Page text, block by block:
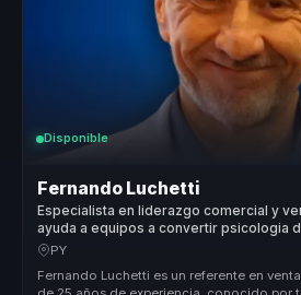
Disponible
Fernando Luchetti
Especialista en liderazgo comercial y
ayuda a equipos a convertir psicologia
conversion y ventaja competitiva.
PY
Fernando Luchetti es un referente en